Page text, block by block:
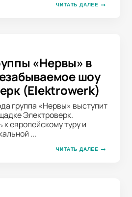
ЧИТАТЬ ДАЛЕЕ
«Нервы» в
шоу
(Elektrowerk)
группа «Нервы» выступит
Электроверк.
европейскому туру и
...
ЧИТАТЬ ДАЛЕЕ